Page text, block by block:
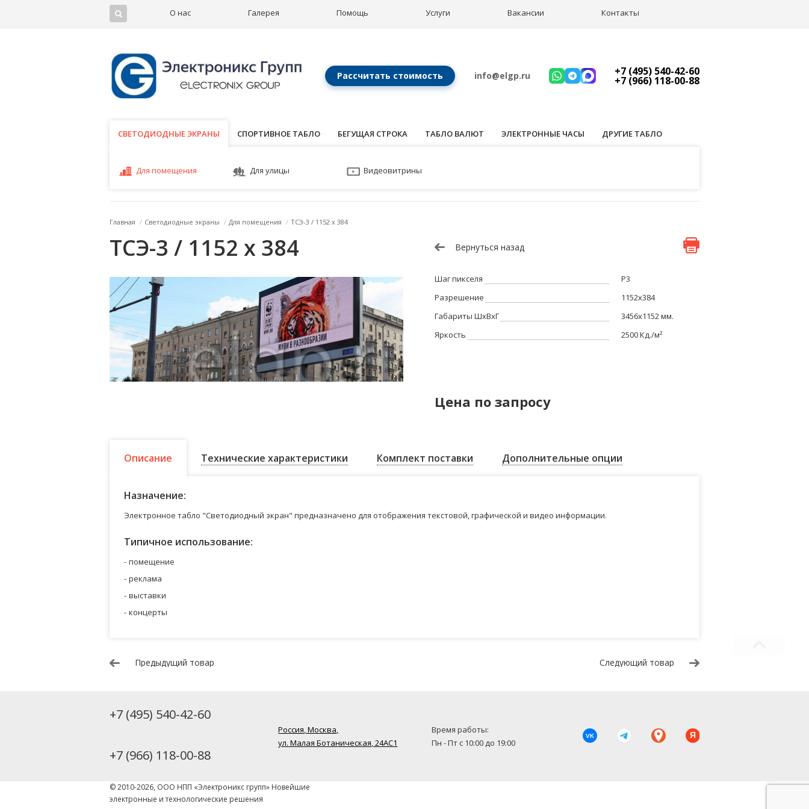
О нас Галерея Помощь Услуги Вакансии Контакты
Рассчитать стоимость info@elgp.ru +7 (495) 540-42-60
+7 (966) 118-00-88
СВЕТОДИОДНЫЕ ЭКРАНЫ
СВЕТОДИОДНЫЕ ЭКРАНЫ СПОРТИВНОЕ ТАБЛО БЕГУЩАЯ СТРОКА ТАБЛО ВАЛЮТ ЭЛЕКТРОННЫЕ ЧАСЫ ДРУГИЕ ТАБЛО
Для помещения Для улицы Видеовитрины
Главная / Светодиодные экраны / Для помещения / ТСЭ-3 / 1152 x 384
ТСЭ-3 / 1152 x 384 Вернуться назад
Шаг пикселя
P3
Разрешение
1152x384
Габариты ШхВхГ
3456x1152 мм.
Яркость
2500 Кд./м²
Цена по запросу
Описание Технические характеристики Комплект поставки Дополнительные опции
Назначение:
Электронное табло "Светодиодный экран" предназначено для отображения текстовой, графической и видео информации.
Типичное использование:
помещение
реклама
выставки
концерты
Предыдущий товар Следующий товар
+7 (495) 540-42-60
+7 (966) 118-00-88
Россия, Москва,
ул. Малая Ботаническая, 24AC1
Время работы:
Пн - Пт с 10:00 до 19:00
VK Я
© 2010-2026, ООО НПП «Электроникс групп» Новейшие
электронные и технологические решения